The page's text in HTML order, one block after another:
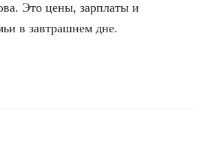
Это цены, зарплаты и
в завтрашнем дне.